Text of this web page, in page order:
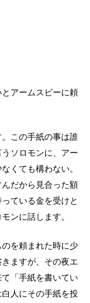
アームスビーに頼
。この手紙の事は誰
ソロモンに、アー
くても構わない。
だから見合った額
ている金を受けと
ンに話します。
を頼まれた時に少
ますが、その夜エ
「手紙を書いてい
人にその手紙を投